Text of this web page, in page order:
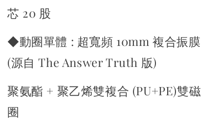
芯 20 股
◆動圈單體 : 超寬頻 10mm 複合振膜
(源自 The Answer Truth 版)
聚氨酯 + 聚乙烯雙複合 (PU+PE)雙磁
圈